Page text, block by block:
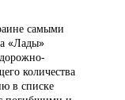
самыми
«Лады»
количества
в списке